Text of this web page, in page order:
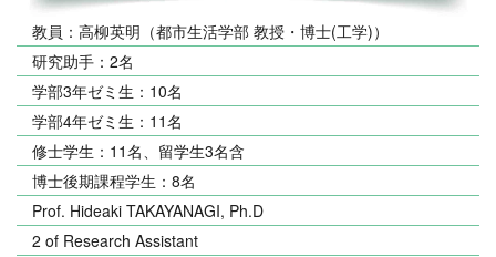
教員：高柳英明（都市生活学部 教授・博士(工学)）
研究助手：2名
学部3年ゼミ生：10名
学部4年ゼミ生：11名
修士学生：11名、留学生3名含
博士後期課程学生：8名
Prof. Hideaki TAKAYANAGI, Ph.D
2 of Research Assistant